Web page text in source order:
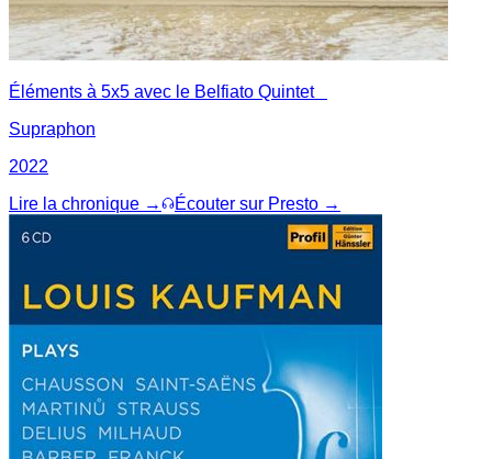
Éléments à 5x5 avec le Belfiato Quintet
Supraphon
2022
Lire la chronique →
Écouter sur Presto →